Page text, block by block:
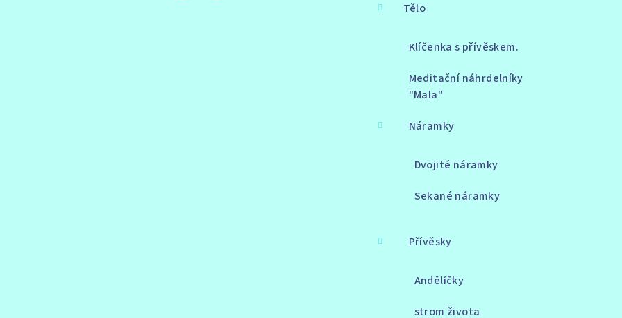
Tělo
Klíčenka s přívěskem.
Meditační náhrdelníky
"Mala"
Náramky
Dvojité náramky
Sekané náramky
Přívěsky
Andělíčky
strom života